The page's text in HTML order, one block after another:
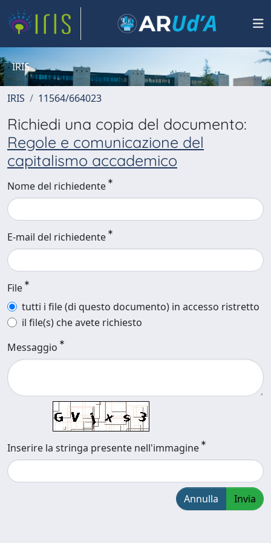
IRIS
IRIS 11564/664023
Richiedi una copia del documento:
Regole e comunicazione del
capitalismo accademico
Nome del richiedente
E-mail del richiedente
File
tutti i file (di questo documento) in accesso ristretto
il file(s) che avete richiesto
Messaggio
Inserire la stringa presente nell'immagine
Annulla Invia